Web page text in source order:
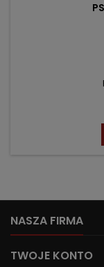
NASZA FIRMA
TWOJE KONTO